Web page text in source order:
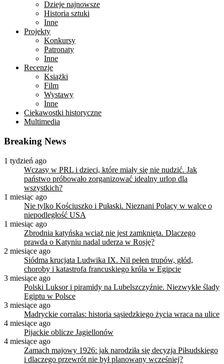
Dzieje najnowsze
Historia sztuki
Inne
Projekty
Konkursy
Patronaty
Inne
Recenzje
Książki
Film
Wystawy
Inne
Ciekawostki historyczne
Multimedia
Breaking News
1 tydzień ago
Wczasy w PRL i dzieci, które miały się nie nudzić. Jak
państwo próbowało zorganizować idealny urlop dla
wszystkich?
1 miesiąc ago
Nie tylko Kościuszko i Pułaski. Nieznani Polacy w walce o
niepodległość USA
1 miesiąc ago
Zbrodnia katyńska wciąż nie jest zamknięta. Dlaczego
prawda o Katyniu nadal uderza w Rosję?
2 miesiące ago
Siódma krucjata Ludwika IX. Nil pełen trupów, głód,
choroby i katastrofa francuskiego króla w Egipcie
3 miesiące ago
Polski Luksor i piramidy na Lubelszczyźnie. Niezwykłe ślady
Egiptu w Polsce
3 miesiące ago
Madryckie corralas: historia sąsiedzkiego życia wraca na ulice
4 miesiące ago
Pijackie oblicze Jagiellonów
4 miesiące ago
Zamach majowy 1926: jak narodziła się decyzja Piłsudskiego
i dlaczego przewrót nie był planowany wcześniej?